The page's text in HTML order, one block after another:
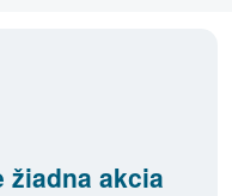
žiadna akcia